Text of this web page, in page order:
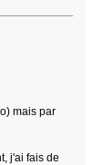
mais par
j'ai fais de